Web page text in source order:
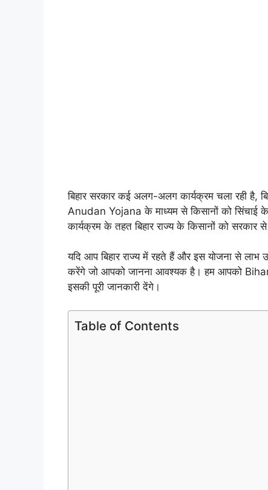
बिहार सरकार कई अलग-अलग कार्यक्रम चला रही
Anudan Yojana के माध्यम से किसानों को सिंचाई
कार्यक्रम के तहत बिहार राज्य के किसानों को सरकार से
यदि आप बिहार राज्य में रहते हैं और इस योजना से लाभ
करेंगे जो आपको जानना आवश्यक है। हम आपको
इसकी पूरी जानकारी देंगे।
Table of Contents